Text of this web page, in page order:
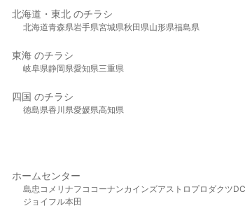
北海道・東北 のチラシ
北海道青森県岩手県宮城県秋田県山形県福島県
東海 のチラシ
岐阜県静岡県愛知県三重県
四国 のチラシ
徳島県香川県愛媛県高知県
ホームセンター
島忠 コメリ ナフコ コーナンカインズアストロプロダクツ
ジョイフル本田